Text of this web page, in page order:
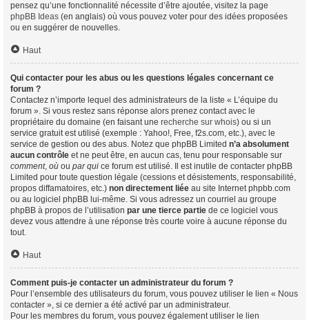
pensez qu’une fonctionnalité nécessite d’être ajoutée, visitez la page
phpBB Ideas (en anglais) où vous pouvez voter pour des idées proposées
ou en suggérer de nouvelles.
Haut
Qui contacter pour les abus ou les questions légales concernant ce
forum ?
Contactez n’importe lequel des administrateurs de la liste « L’équipe du
forum ». Si vous restez sans réponse alors prenez contact avec le
propriétaire du domaine (en faisant une recherche sur whois) ou si un
service gratuit est utilisé (exemple : Yahoo!, Free, f2s.com, etc.), avec le
service de gestion ou des abus. Notez que phpBB Limited n’a absolument
aucun contrôle et ne peut être, en aucun cas, tenu pour responsable sur
comment, où ou par qui ce forum est utilisé. Il est inutile de contacter phpBB
Limited pour toute question légale (cessions et désistements, responsabilité,
propos diffamatoires, etc.) non directement liée au site Internet phpbb.com
ou au logiciel phpBB lui-même. Si vous adressez un courriel au groupe
phpBB à propos de l’utilisation par une tierce partie de ce logiciel vous
devez vous attendre à une réponse très courte voire à aucune réponse du
tout.
Haut
Comment puis-je contacter un administrateur du forum ?
Pour l’ensemble des utilisateurs du forum, vous pouvez utiliser le lien « Nous
contacter », si ce dernier a été activé par un administrateur.
Pour les membres du forum, vous pouvez également utiliser le lien